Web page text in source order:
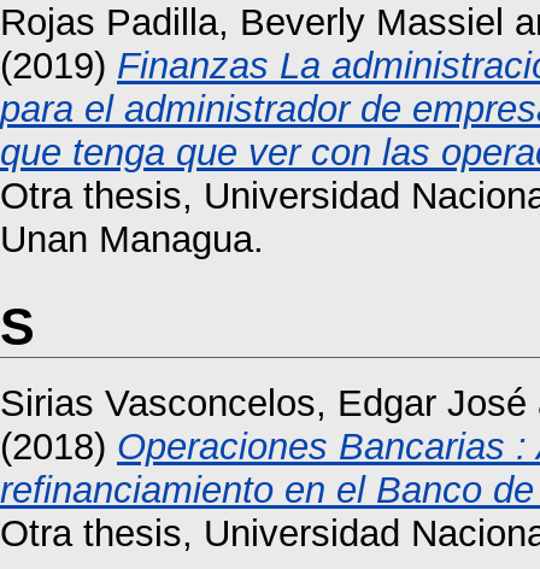
Rojas Padilla, Beverly Massiel
(2019) Finanzas La
para el administrador de
que tenga que ver con las
Otra thesis, Universidad
Unan Managua.
S
Sirias Vasconcelos, Edgar José
(2018) Operaciones Bancarias
refinanciamiento en el Banco
Otra thesis, Universidad